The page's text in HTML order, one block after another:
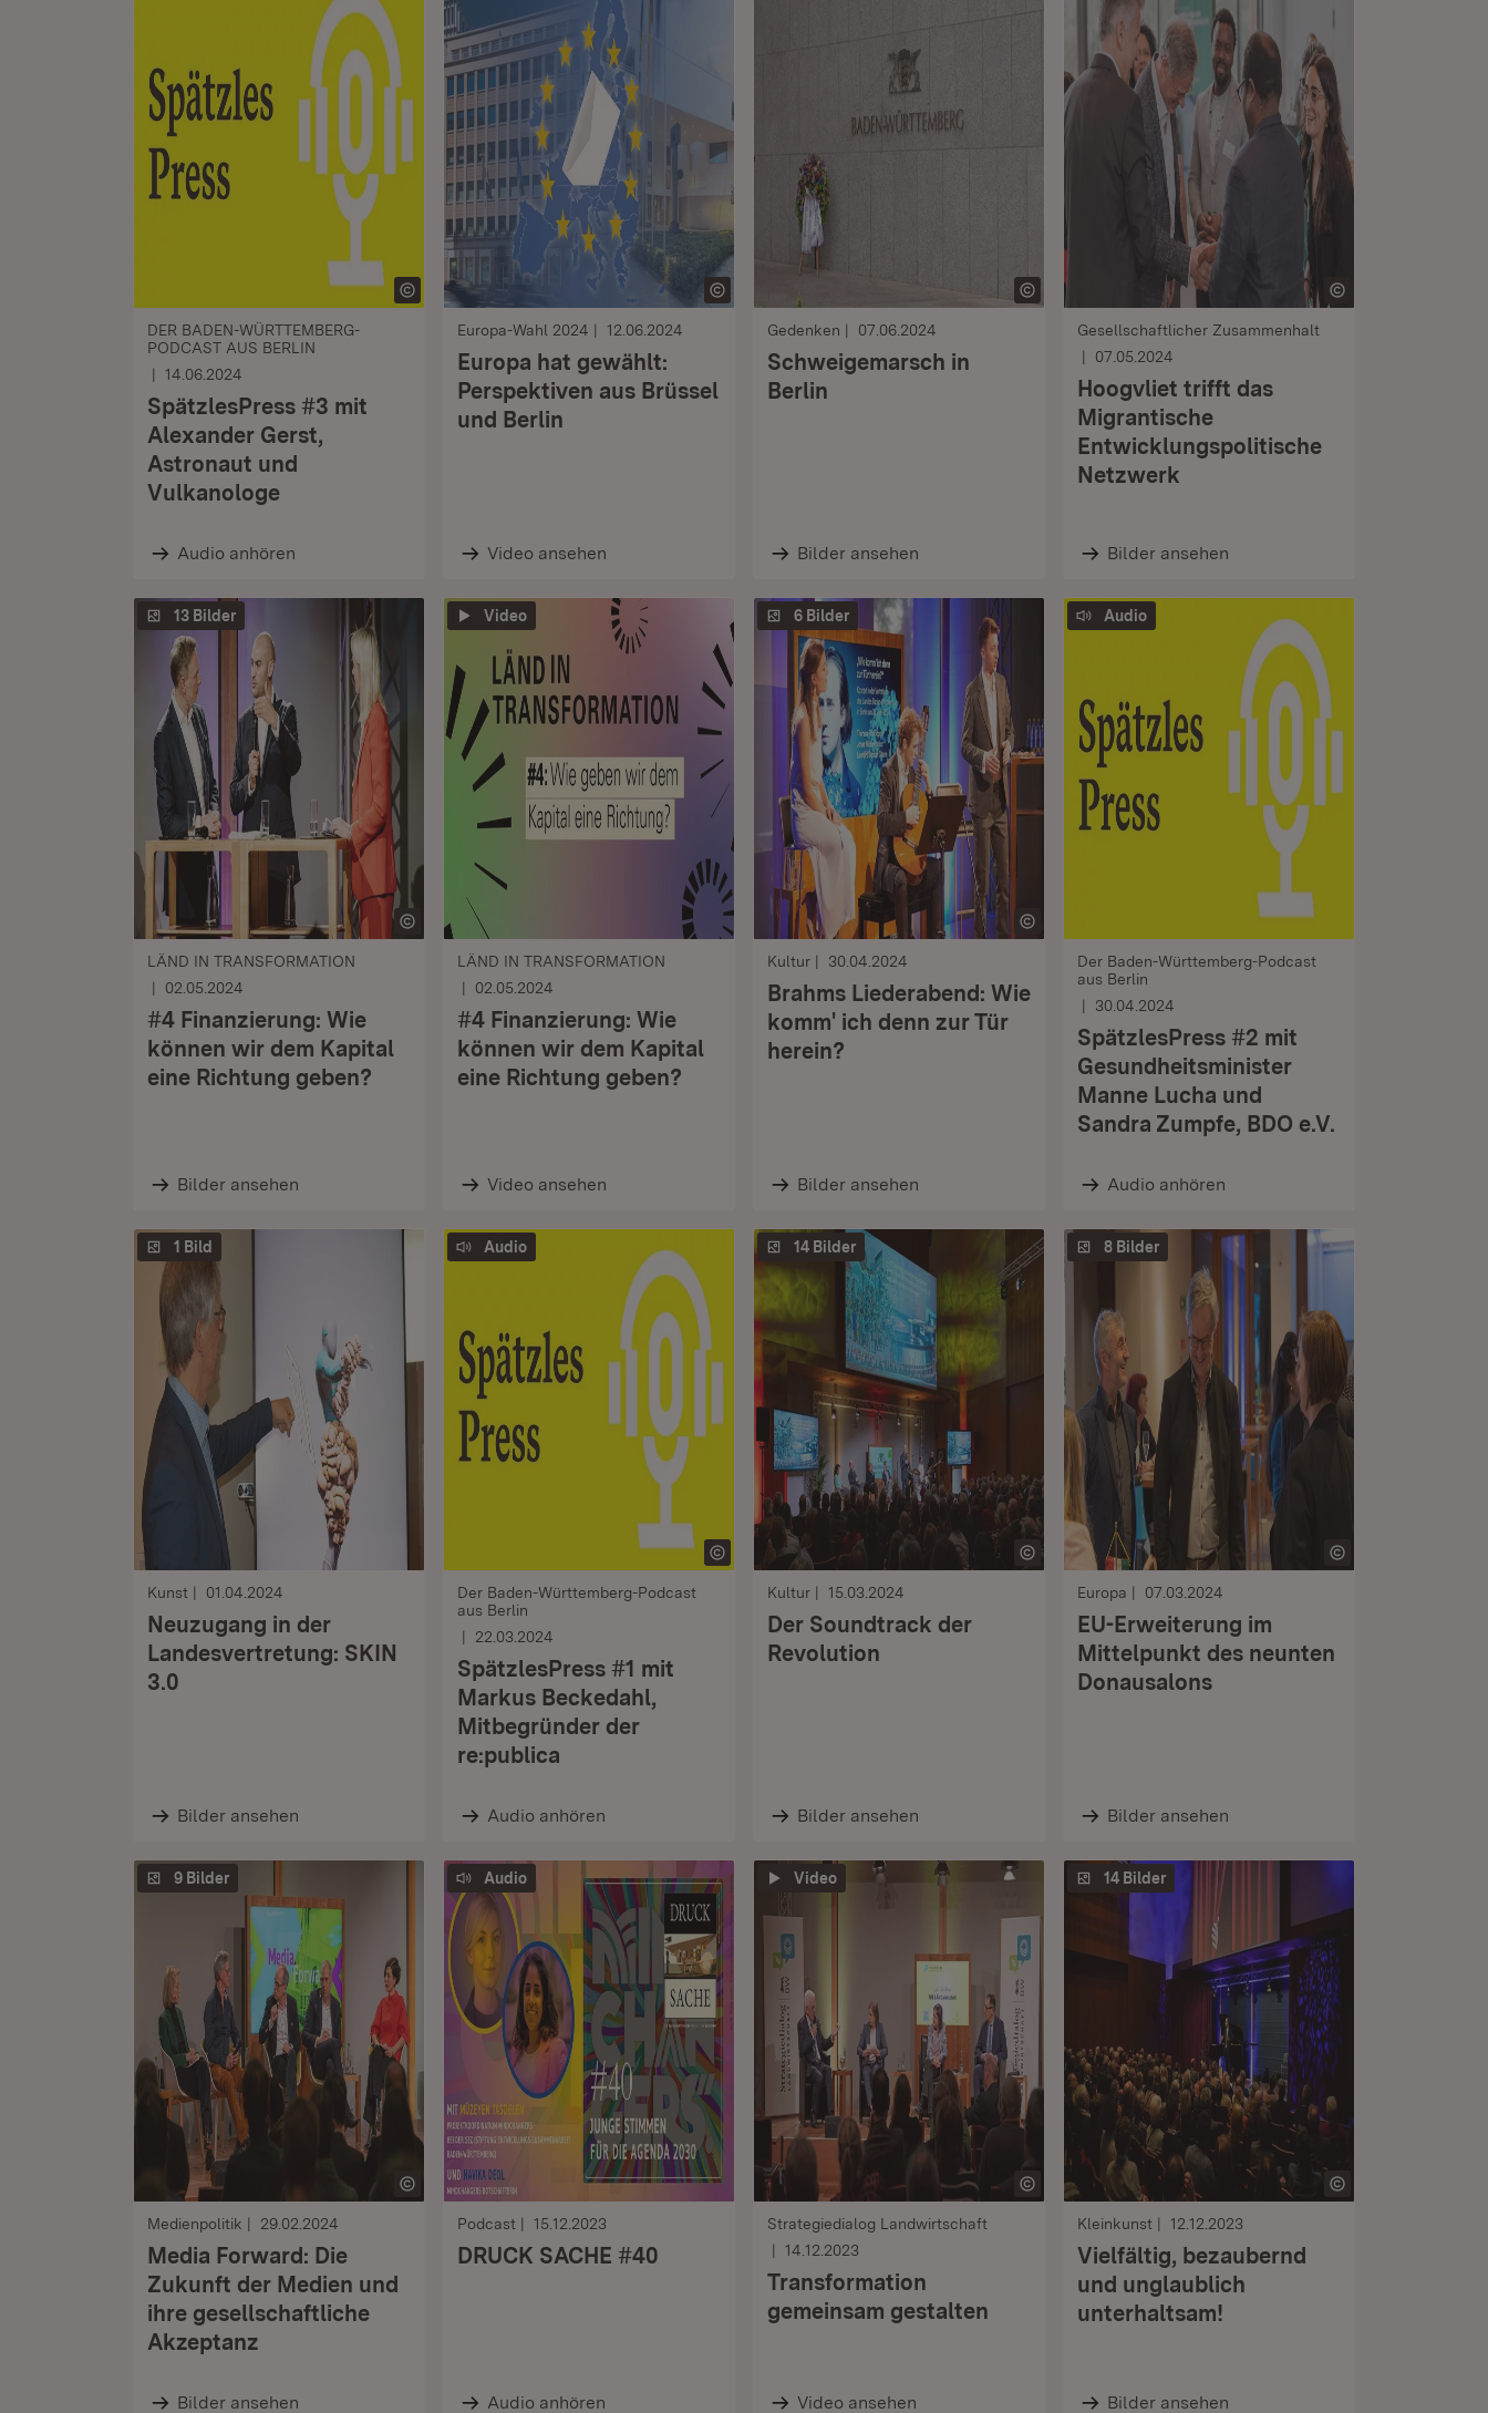
DER BADEN-WÜRTTEMBERG-
PODCAST AUS BERLIN
14.06.2024
SpätzlesPress #3 mit
Alexander Gerst,
Astronaut und
Vulkanologe
Audio anhören
Europa-Wahl 2024 12.06.2024
Europa hat gewählt:
Perspektiven aus Brüssel
und Berlin
Video ansehen
Gedenken 07.06.2024
Schweigemarsch in
Berlin
Bilder ansehen
Gesellschaftlicher Zusammenhalt
07.05.2024
Hoogvliet trifft das
Migrantische
Entwicklungspolitische
Netzwerk
Bilder ansehen
13 Bilder
LÄND IN TRANSFORMATION
02.05.2024
#4 Finanzierung: Wie
können wir dem Kapital
eine Richtung geben?
Bilder ansehen
Video
LÄND IN TRANSFORMATION
02.05.2024
#4 Finanzierung: Wie
können wir dem Kapital
eine Richtung geben?
Video ansehen
6 Bilder
Kultur 30.04.2024
Brahms Liederabend: Wie
komm' ich denn zur Tür
herein?
Bilder ansehen
Audio
Der Baden-Württemberg-Podcast
aus Berlin
30.04.2024
SpätzlesPress #2 mit
Gesundheitsminister
Manne Lucha und
Sandra Zumpfe, BDO e.V.
Audio anhören
1 Bild
Kunst 01.04.2024
Neuzugang in der
Landesvertretung: SKIN
3.0
Bilder ansehen
Audio
Der Baden-Württemberg-Podcast
aus Berlin
22.03.2024
SpätzlesPress #1 mit
Markus Beckedahl,
Mitbegründer der
re:publica
Audio anhören
14 Bilder
Kultur 15.03.2024
Der Soundtrack der
Revolution
Bilder ansehen
8 Bilder
Europa 07.03.2024
EU-Erweiterung im
Mittelpunkt des neunten
Donausalons
Bilder ansehen
9 Bilder
Medienpolitik 29.02.2024
Media Forward: Die
Zukunft der Medien und
ihre gesellschaftliche
Akzeptanz
Bilder ansehen
Audio
Podcast 15.12.2023
DRUCK SACHE #40
Audio anhören
Video
Strategiedialog Landwirtschaft
14.12.2023
Transformation
gemeinsam gestalten
Video ansehen
14 Bilder
Kleinkunst 12.12.2023
Vielfältig, bezaubernd
und unglaublich
unterhaltsam!
Bilder ansehen